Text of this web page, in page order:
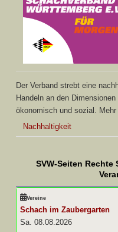
Der Verband strebt eine
Handeln an den
ökonomisch und sozial. Mehr
Nachhaltigkeit
SVW-Seiten Rechte
Vereine
Schach im Zaubergarten
Sa. 08.08.2026